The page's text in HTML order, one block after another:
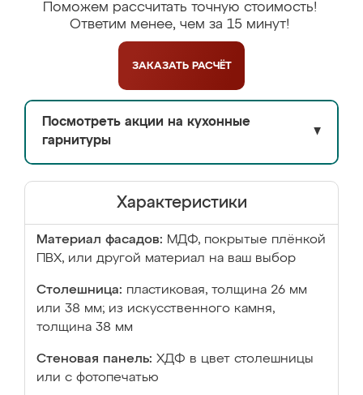
Поможем рассчитать точную стоимость!
Ответим менее, чем за 15 минут!
ЗАКАЗАТЬ РАСЧЁТ
Посмотреть акции на кухонные
гарнитуры
▼
Характеристики
Материал фасадов: МДФ, покрытые плёнкой
ПВХ, или другой материал на ваш выбор
Столешница: пластиковая, толщина 26 мм
или 38 мм; из искусственного камня,
толщина 38 мм
Стеновая панель: ХДФ в цвет столешницы
или с фотопечатью